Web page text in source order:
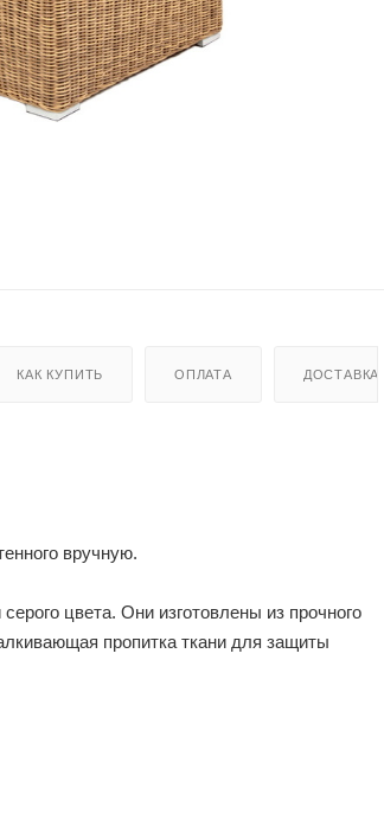
КАК КУПИТЬ ОПЛАТА ДОСТАВКА
вручную.
цвета. Они изготовлены из прочного
пропитка ткани для защиты